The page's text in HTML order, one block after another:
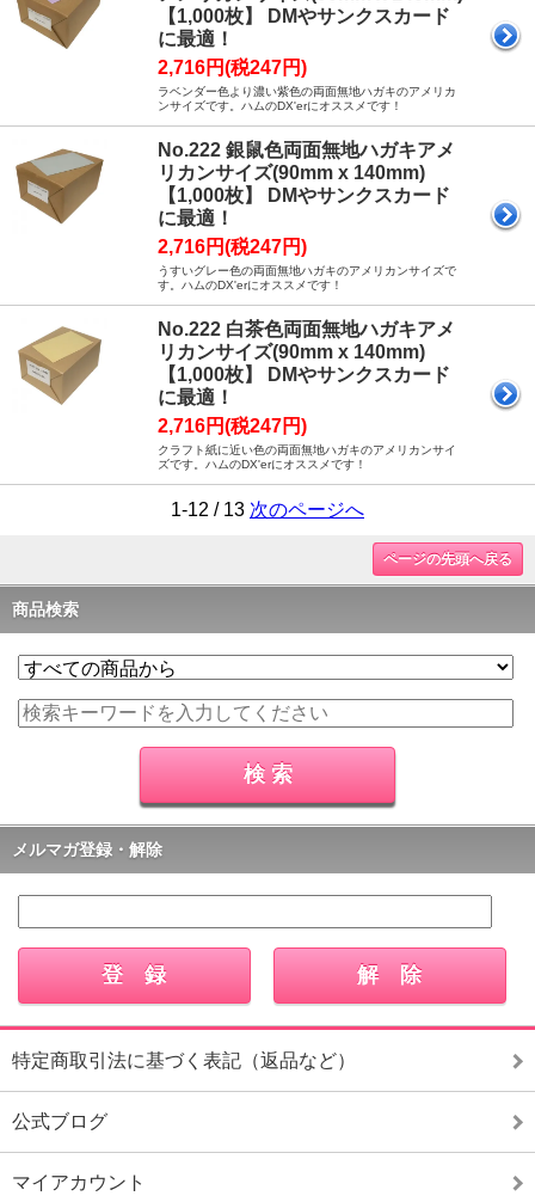
【1,000枚】 DMやサンクスカード
に最適！
2,716円(税247円)
ラベンダー色より濃い紫色の両面無地ハガキのアメリカ
ンサイズです。ハムのDX'erにオススメです！
No.222 銀鼠色両面無地ハガキアメ
リカンサイズ(90mm x 140mm)
【1,000枚】 DMやサンクスカード
に最適！
2,716円(税247円)
うすいグレー色の両面無地ハガキのアメリカンサイズで
す。ハムのDX'erにオススメです！
No.222 白茶色両面無地ハガキアメ
リカンサイズ(90mm x 140mm)
【1,000枚】 DMやサンクスカード
に最適！
2,716円(税247円)
クラフト紙に近い色の両面無地ハガキのアメリカンサイ
ズです。ハムのDX'erにオススメです！
1-12 / 13 次のページへ
ページの先頭へ戻る
商品検索
メルマガ登録・解除
特定商取引法に基づく表記（返品など）
公式ブログ
マイアカウント